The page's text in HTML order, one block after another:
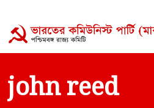
john reed